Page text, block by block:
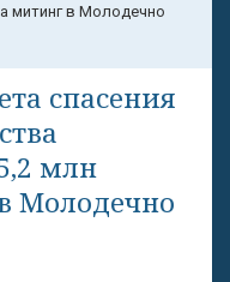
митинг в Молодечно
спасения
млн
Молодечно